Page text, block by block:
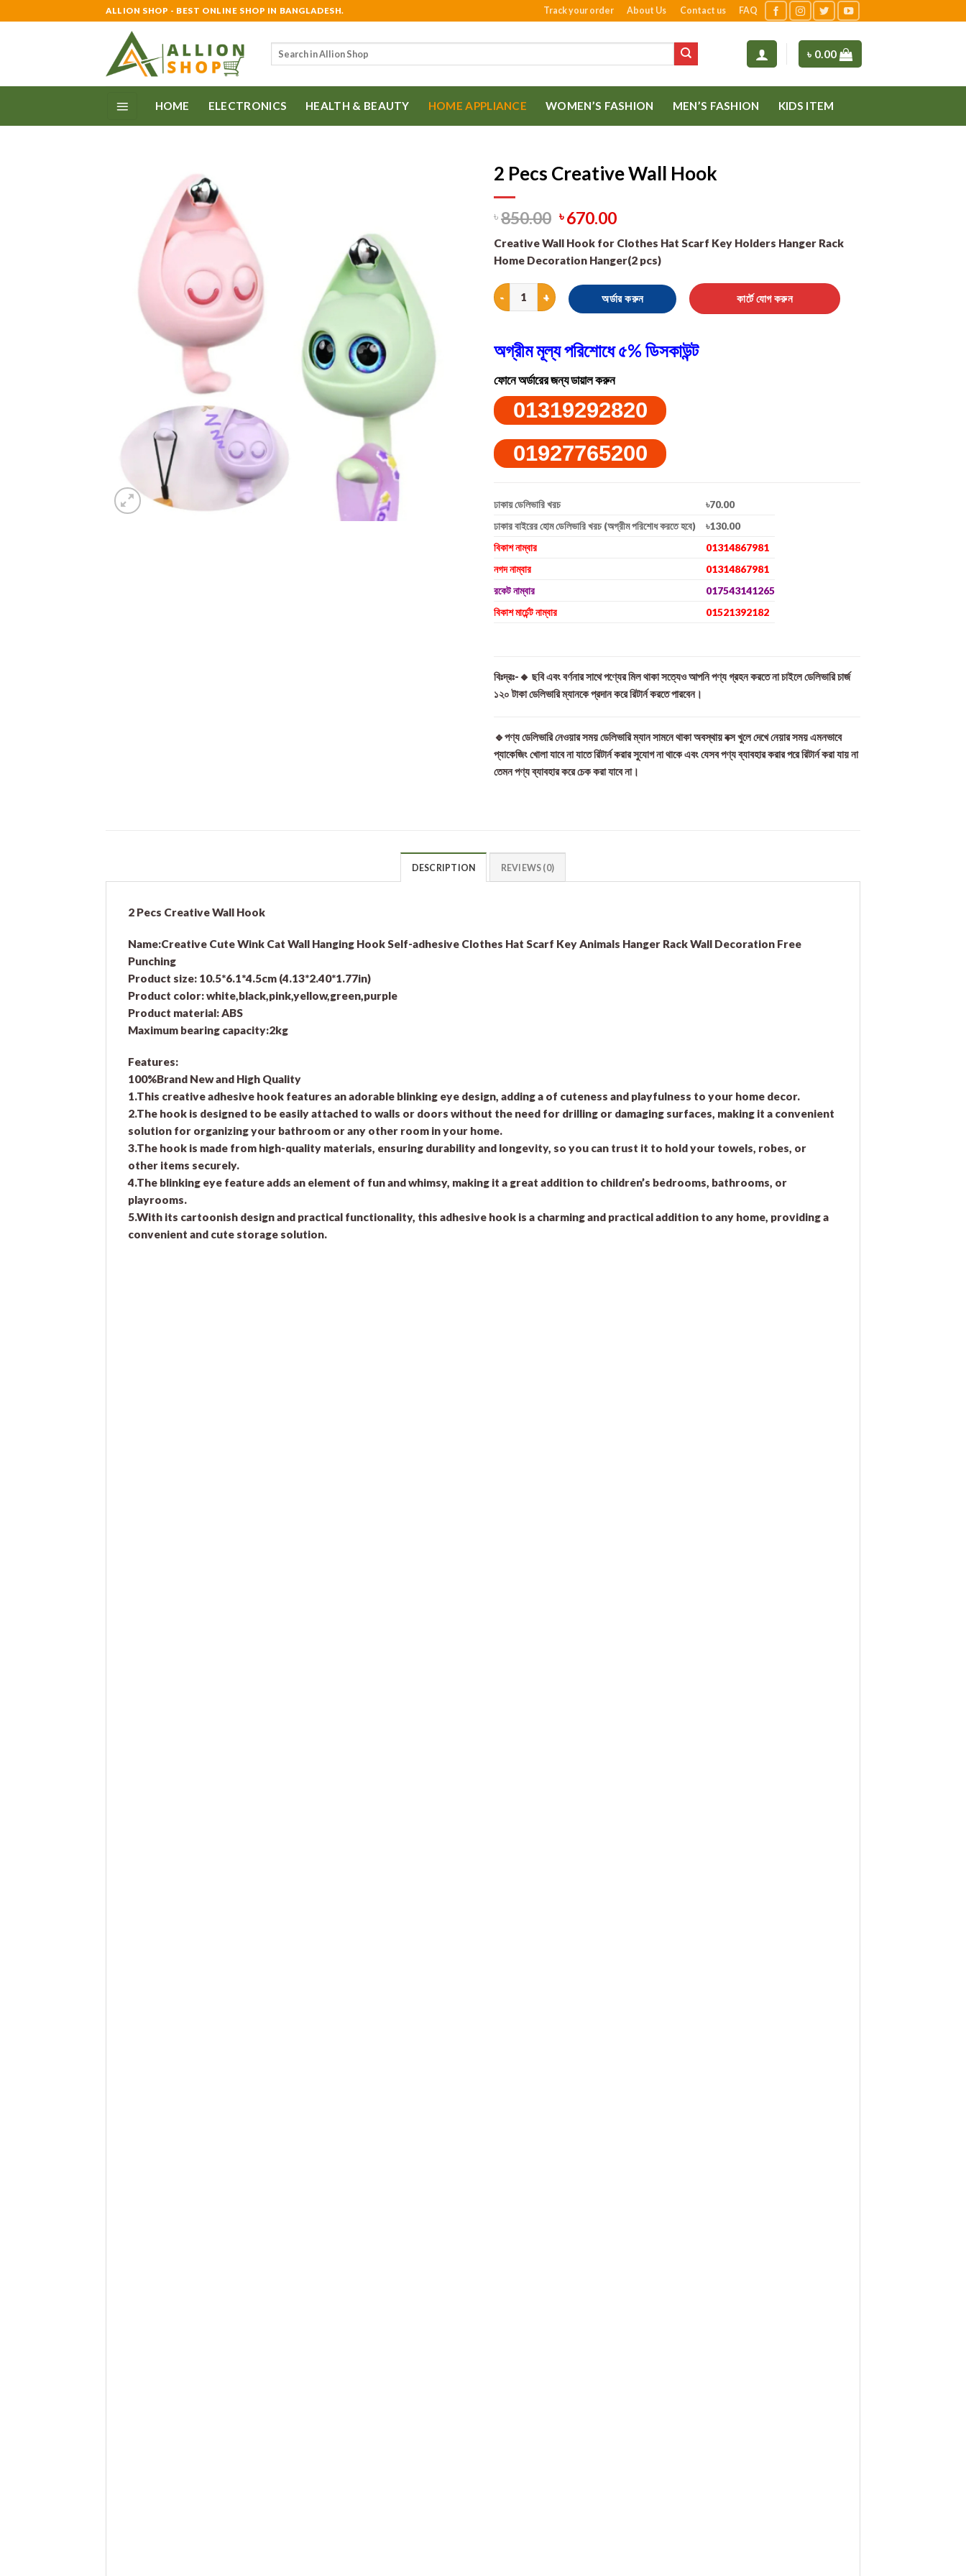
to
ALLION SHOP - BEST ONLINE SHOP IN BANGLADESH. Track your order About Us Contact us FAQ
Search
for:
৳ 0.00
HOME ELECTRONICS HEALTH & BEAUTY HOME APPLIANCE WOMEN’S FASHION MEN’S FASHION KIDS ITEM
2 Pecs Creative Wall Hook
৳850.00 ৳670.00
Creative Wall Hook for Clothes Hat Scarf Key Holders Hanger Rack
Home Decoration Hanger(2 pcs)
2 Pecs Creative Wall Hook quantity
অর্ডার করুন কার্টে যোগ করুন
অগ্রীম মূল্য পরিশোধে ৫% ডিসকাউন্ট
ফোনে অর্ডারের জন্য ডায়াল করুন
01319292820
01927765200
ঢাকায় ডেলিভারি খরচ
৳70.00
ঢাকার বাইরের হোম ডেলিভারি খরচ (অগ্রীম পরিশোধ করতে হবে)
৳130.00
বিকাশ নাম্বার
01314867981
নগদ নাম্বার
01314867981
রকেট নাম্বার
017543141265
বিকাশ মার্চেন্ট নাম্বার
01521392182
বিঃদ্রঃ-🔸 ছবি এবং বর্ণনার সাথে পণ্যের মিল থাকা সত্যেও আপনি পণ্য গ্রহন করতে না চাইলে ডেলিভারি চার্জ
১২০ টাকা ডেলিভারি ম্যানকে প্রদান করে রিটার্ন করতে পারবেন।
🔹পণ্য ডেলিভারি নেওয়ার সময় ডেলিভারি ম্যান সামনে থাকা অবস্থায় বক্স খুলে দেখে নেয়ার সময় এমনভাবে
প্যাকেজিং খোলা যাবে না যাতে রিটার্ন করার সুযোগ না থাকে এবং যেসব পণ্য ব্যাবহার করার পরে রিটার্ন করা যায় না
তেমন পণ্য ব্যাবহার করে চেক করা যাবে না।
DESCRIPTION REVIEWS (0)
2 Pecs Creative Wall Hook
Name:Creative Cute Wink Cat Wall Hanging Hook Self-adhesive Clothes Hat Scarf Key Animals Hanger Rack Wall Decoration Free
Punching
Product size: 10.5*6.1*4.5cm (4.13*2.40*1.77in)
Product color: white,black,pink,yellow,green,purple
Product material: ABS
Maximum bearing capacity:2kg
Features:
100%Brand New and High Quality
1.This creative adhesive hook features an adorable blinking eye design, adding a of cuteness and playfulness to your home decor.
2.The hook is designed to be easily attached to walls or doors without the need for drilling or damaging surfaces, making it a convenient
solution for organizing your bathroom or any other room in your home.
3.The hook is made from high-quality materials, ensuring durability and longevity, so you can trust it to hold your towels, robes, or
other items securely.
4.The blinking eye feature adds an element of fun and whimsy, making it a great addition to children’s bedrooms, bathrooms, or
playrooms.
5.With its cartoonish design and practical functionality, this adhesive hook is a charming and practical addition to any home, providing a
convenient and cute storage solution.